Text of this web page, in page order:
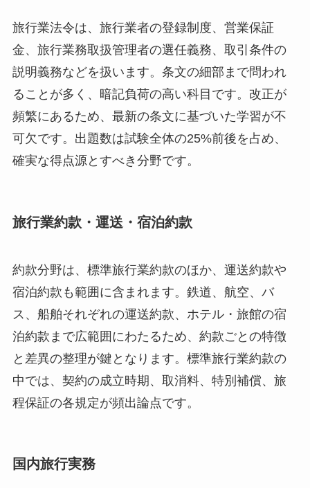
旅行業法令は、旅行業者の登録制度、営業保証
金、旅行業務取扱管理者の選任義務、取引条件の
説明義務などを扱います。条文の細部まで問われ
ることが多く、暗記負荷の高い科目です。改正が
頻繁にあるため、最新の条文に基づいた学習が不
可欠です。出題数は試験全体の25%前後を占め、
確実な得点源とすべき分野です。
旅行業約款・運送・宿泊約款
約款分野は、標準旅行業約款のほか、運送約款や
宿泊約款も範囲に含まれます。鉄道、航空、バ
ス、船舶それぞれの運送約款、ホテル・旅館の宿
泊約款まで広範囲にわたるため、約款ごとの特徴
と差異の整理が鍵となります。標準旅行業約款の
中では、契約の成立時期、取消料、特別補償、旅
程保証の各規定が頻出論点です。
国内旅行実務